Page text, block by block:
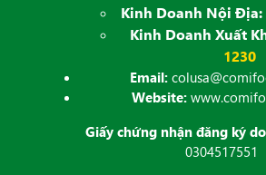
Kinh Doanh Nội Địa:
Kinh Doanh Xuất
1230
Email:
Website:
Giấy chứng nhận đăng ký
0304517551